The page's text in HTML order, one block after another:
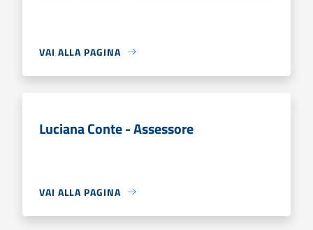
VAI ALLA PAGINA
Luciana Conte - Assessore
VAI ALLA PAGINA